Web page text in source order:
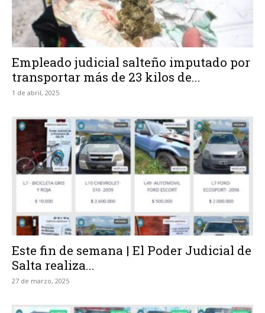
Empleado judicial salteño imputado por
transportar más de 23 kilos de...
1 de abril, 2025
Este fin de semana | El Poder Judicial de
Salta realiza...
27 de marzo, 2025